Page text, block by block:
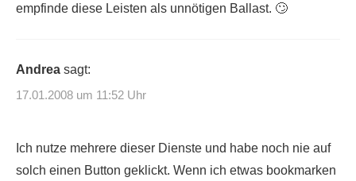
empfinde diese Leisten als unnötigen Ballast. 🙄
Andrea sagt:
17.01.2008 um 11:52 Uhr
Ich nutze mehrere dieser Dienste und habe noch nie auf
solch einen Button geklickt. Wenn ich etwas bookmarken